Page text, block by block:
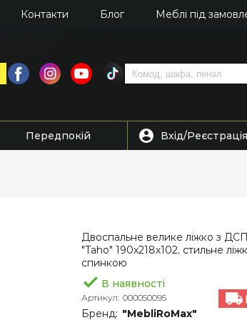
Контакти Блог Меблі під
Передпокій Вхід/Реєстрація
Двоспальне велике ліжко з
"Taho" 190х218х102, стильне
спинкою
В наявності
Артикул: 000050095
Бренд: "MebliRoMax"